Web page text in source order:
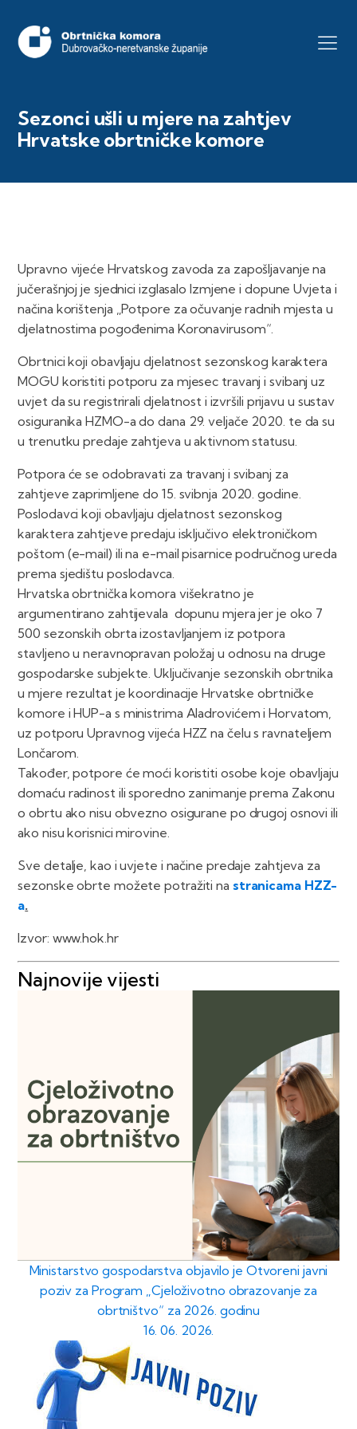
Sezonci ušli u mjere na zahtjev
Hrvatske obrtničke komore
Upravno vijeće Hrvatskog zavoda za zapošljavanje na
jučerašnjoj je sjednici izglasalo Izmjene i dopune Uvjeta i
načina korištenja „Potpore za očuvanje radnih mjesta u
djelatnostima pogođenima Koronavirusom“.
Obrtnici koji obavljaju djelatnost sezonskog karaktera
MOGU koristiti potporu za mjesec travanj i svibanj uz
uvjet da su registrirali djelatnost i izvršili prijavu u sustav
osiguranika HZMO-a do dana 29. veljače 2020. te da su
u trenutku predaje zahtjeva u aktivnom statusu.
Potpora će se odobravati za travanj i svibanj za
zahtjeve zaprimljene do 15. svibnja 2020. godine.
Poslodavci koji obavljaju djelatnost sezonskog
karaktera zahtjeve predaju isključivo elektroničkom
poštom (e-mail) ili na e-mail pisarnice područnog ureda
prema sjedištu poslodavca.
Hrvatska obrtnička komora višekratno je
argumentirano zahtijevala dopunu mjera jer je oko 7
500 sezonskih obrta izostavljanjem iz potpora
stavljeno u neravnopravan položaj u odnosu na druge
gospodarske subjekte. Uključivanje sezonskih obrtnika
u mjere rezultat je koordinacije Hrvatske obrtničke
komore i HUP-a s ministrima Aladrovićem i Horvatom,
uz potporu Upravnog vijeća HZZ na čelu s ravnateljem
Lončarom.
Također, potpore će moći koristiti osobe koje obavljaju
domaću radinost ili sporedno zanimanje prema Zakonu
o obrtu ako nisu obvezno osigurane po drugoj osnovi ili
ako nisu korisnici mirovine.
Sve detalje, kao i uvjete i načine predaje zahtjeva za
sezonske obrte možete potražiti na stranicama HZZ-
a.
Izvor: www.hok.hr
Najnovije vijesti
Ministarstvo gospodarstva objavilo je Otvoreni javni
poziv za Program „Cjeloživotno obrazovanje za
obrtništvo“ za 2026. godinu
16. 06. 2026.